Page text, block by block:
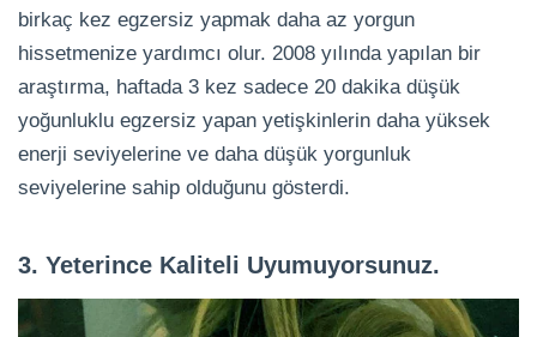
birkaç kez egzersiz yapmak daha az yorgun
hissetmenize yardımcı olur. 2008 yılında yapılan bir
araştırma, haftada 3 kez sadece 20 dakika düşük
yoğunluklu egzersiz yapan yetişkinlerin daha yüksek
enerji seviyelerine ve daha düşük yorgunluk
seviyelerine sahip olduğunu gösterdi.
3. Yeterince Kaliteli Uyumuyorsunuz.